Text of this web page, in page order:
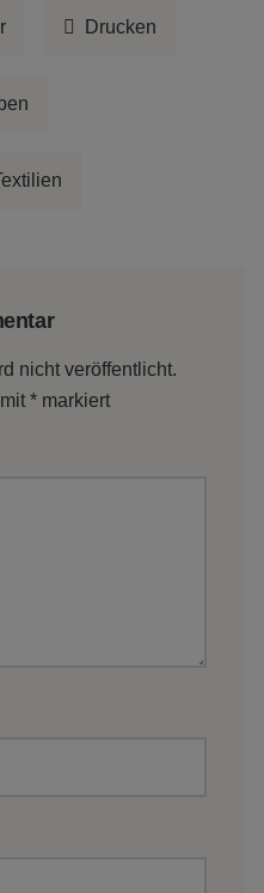
Drucken
nicht veröffentlicht.
* markiert